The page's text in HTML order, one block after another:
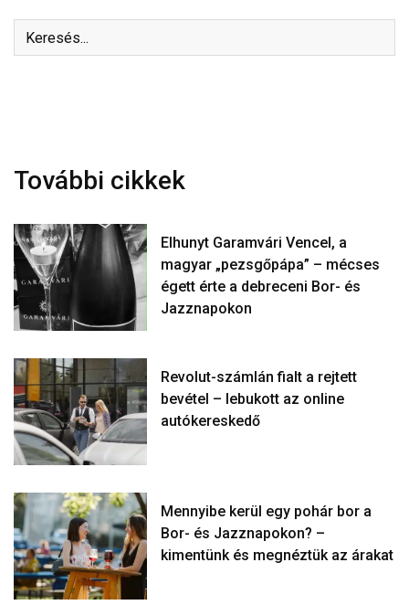
További cikkek
Elhunyt Garamvári Vencel, a
magyar „pezsgőpápa” – mécses
égett érte a debreceni Bor- és
Jazznapokon
Revolut-számlán fialt a rejtett
bevétel – lebukott az online
autókereskedő
Mennyibe kerül egy pohár bor a
Bor- és Jazznapokon? –
kimentünk és megnéztük az árakat